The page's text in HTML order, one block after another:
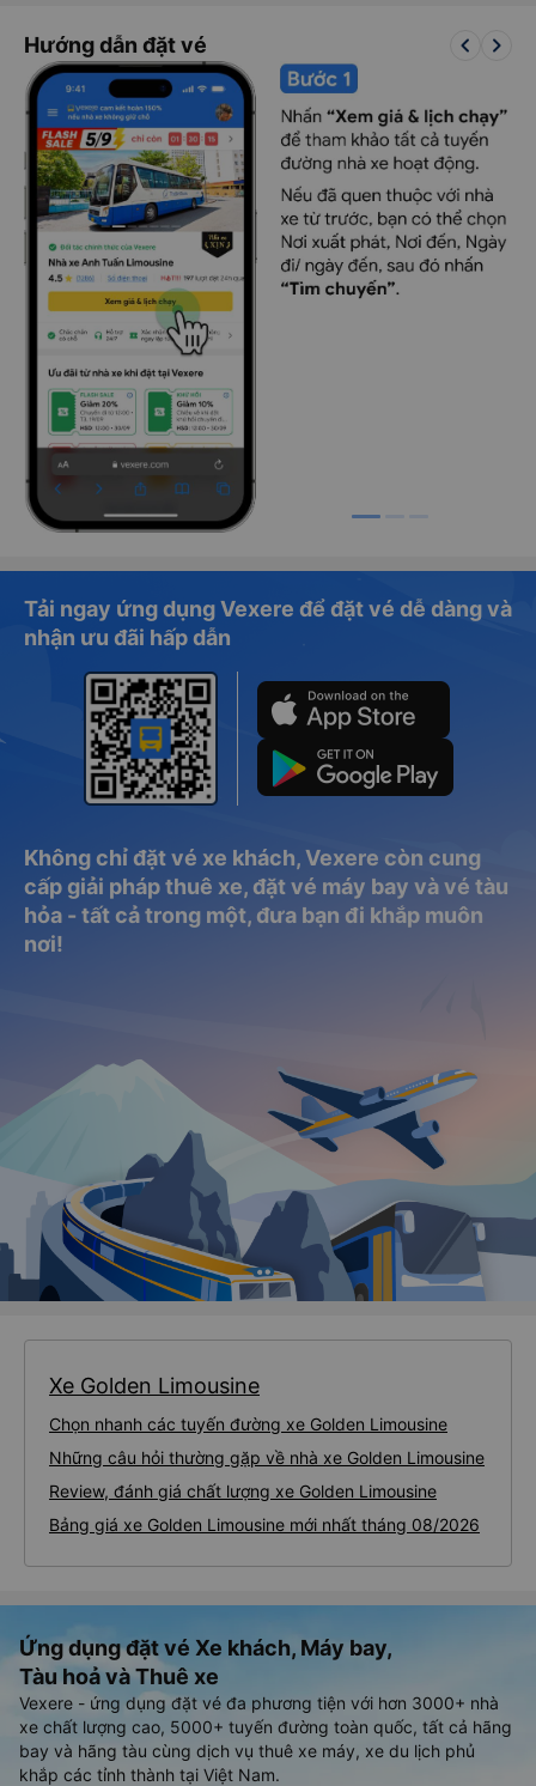
Hướng dẫn đặt vé keyboard_arrow_left keyboard_arrow_right
Tải ngay ứng dụng Vexere để đặt vé dễ dàng và
nhận ưu đãi hấp dẫn
Không chỉ đặt vé xe khách, Vexere còn cung
cấp giải pháp thuê xe, đặt vé máy bay và vé tàu
hỏa - tất cả trong một, đưa bạn đi khắp muôn
nơi!
Xe Golden Limousine
Chọn nhanh các tuyến đường xe Golden Limousine
Những câu hỏi thường gặp về nhà xe Golden Limousine
Review, đánh giá chất lượng xe Golden Limousine
Bảng giá xe Golden Limousine mới nhất tháng 08/2026
Ứng dụng đặt vé Xe khách, Máy bay,
Tàu hoả và Thuê xe
Vexere - ứng dụng đặt vé đa phương tiện với hơn 3000+ nhà
xe chất lượng cao, 5000+ tuyến đường toàn quốc, tất cả hãng
bay và hãng tàu cùng dịch vụ thuê xe máy, xe du lịch phủ
khắp các tỉnh thành tại Việt Nam.